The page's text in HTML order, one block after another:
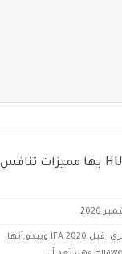
هل ساعة هواوي HUAWEI WATCH FIT بها مميزات تنافس
قامت شركة Huawei بالعمل علي انتاج ساعة اخري قبل IFA 2020 ويبدو أنها